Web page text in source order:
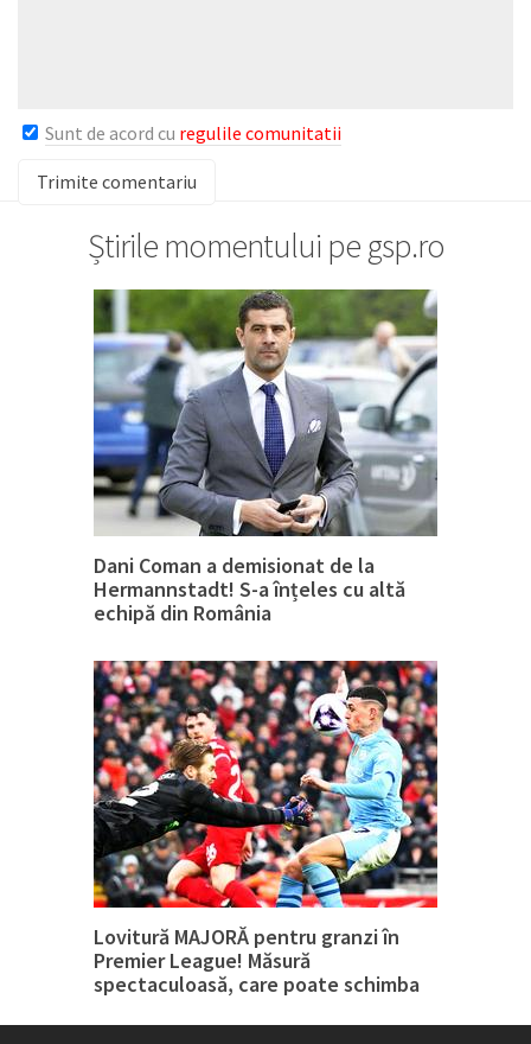
Sunt de acord cu regulile comunitatii
Știrile momentului pe gsp.ro
Dani Coman a demisionat de la
Hermannstadt! S-a înțeles cu altă
echipă din România
Lovitură MAJORĂ pentru granzi în
Premier League! Măsură
spectaculoasă, care poate schimba